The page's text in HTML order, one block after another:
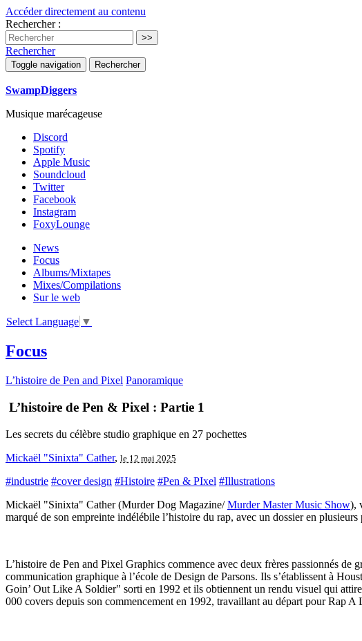
Accéder directement au contenu
Rechercher :
Rechercher
Toggle navigation Rechercher
SwampDiggers
Musique marécageuse
Discord
Spotify
Apple Music
Soundcloud
Twitter
Facebook
Instagram
FoxyLounge
News
Focus
Albums/Mixtapes
Mixes/Compilations
Sur le web
Select Language ▼
Focus
L’histoire de Pen and Pixel Panoramique
L’histoire de Pen & Pixel : Partie 1
Les secrets du célèbre studio graphique en 27 pochettes
Mickaël "Sinixta" Cather, le 12 mai 2025
#industrie #cover design #Histoire #Pen & PIxel #Illustrations
Mickaël "Sinixta" Cather (Murder Dog Magazine/Murder Master Music Show),
marqué de son empreinte indélébile l’histoire du rap, avec un dossier en
L’histoire de Pen and Pixel Graphics commence avec deux frères passionnés
communication graphique à l’école de Design de Parsons. Ils s’établissent à
Goin’ Out Like A Soldier" sorti en 1992 et ils obtiennent un rendu visuel qui
000 covers depuis son commencement en 1992, travaillant au départ pour Rap A